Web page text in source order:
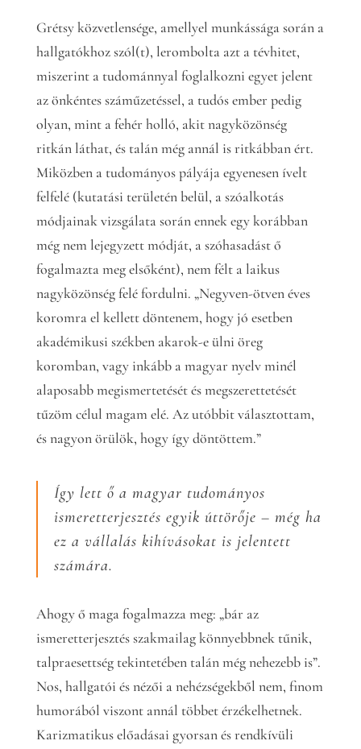
Grétsy közvetlensége, amellyel munkássága során a
hallgatókhoz szól(t), lerombolta azt a tévhitet,
miszerint a tudománnyal foglalkozni egyet jelent
az önkéntes száműzetéssel, a tudós ember pedig
olyan, mint a fehér holló, akit nagyközönség
ritkán láthat, és talán még annál is ritkábban ért.
Miközben a tudományos pályája egyenesen ívelt
felfelé (kutatási területén belül, a szóalkotás
módjainak vizsgálata során ennek egy korábban
még nem lejegyzett módját, a szóhasadást ő
fogalmazta meg elsőként), nem félt a laikus
nagyközönség felé fordulni. „Negyven-ötven éves
koromra el kellett döntenem, hogy jó esetben
akadémikusi székben akarok-e ülni öreg
koromban, vagy inkább a magyar nyelv minél
alaposabb megismertetését és megszerettetését
tűzöm célul magam elé. Az utóbbit választottam,
és nagyon örülök, hogy így döntöttem.”
Így lett ő a magyar tudományos
ismeretterjesztés egyik úttörője – még ha
ez a vállalás kihívásokat is jelentett
számára.
Ahogy ő maga fogalmazza meg: „bár az
ismeretterjesztés szakmailag könnyebbnek tűnik,
talpraesettség tekintetében talán még nehezebb is”.
Nos, hallgatói és nézői a nehézségekből nem, finom
humorából viszont annál többet érzékelhetnek.
Karizmatikus előadásai gyorsan és rendkívüli